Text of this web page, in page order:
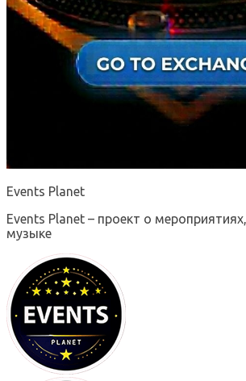
Events Planet
Events Planet – проект о
музыке